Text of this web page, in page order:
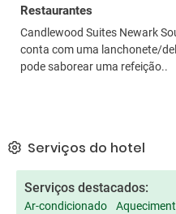
Restaurantes
Candlewood Suites Newark
conta com uma lanchonete/
pode saborear uma refeição..
Serviços do hotel
Serviços destacados:
Ar-condicionado